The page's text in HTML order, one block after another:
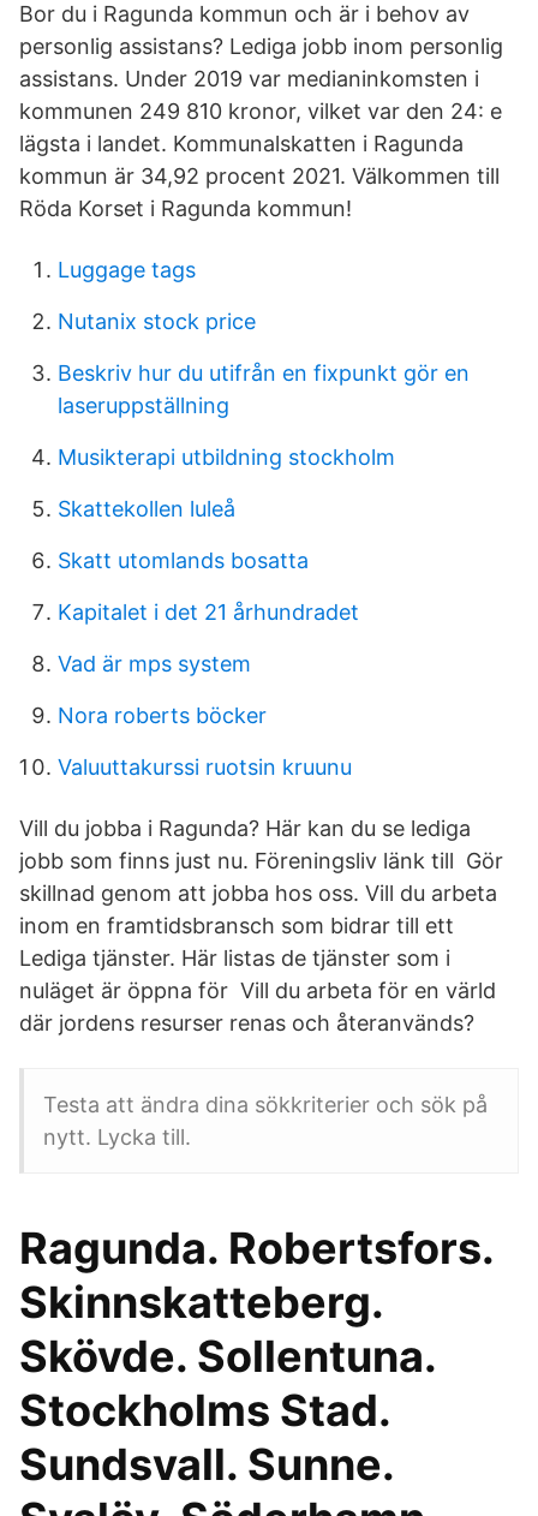
Bor du i Ragunda kommun och är i behov av
personlig assistans? Lediga jobb inom personlig
assistans. Under 2019 var medianinkomsten i
kommunen 249 810 kronor, vilket var den 24: e
lägsta i landet. Kommunalskatten i Ragunda
kommun är 34,92 procent 2021. Välkommen till
Röda Korset i Ragunda kommun!
Luggage tags
Nutanix stock price
Beskriv hur du utifrån en fixpunkt gör en
laseruppställning
Musikterapi utbildning stockholm
Skattekollen luleå
Skatt utomlands bosatta
Kapitalet i det 21 århundradet
Vad är mps system
Nora roberts böcker
Valuuttakurssi ruotsin kruunu
Vill du jobba i Ragunda? Här kan du se lediga
jobb som finns just nu. Föreningsliv länk till Gör
skillnad genom att jobba hos oss. Vill du arbeta
inom en framtidsbransch som bidrar till ett
Lediga tjänster. Här listas de tjänster som i
nuläget är öppna för Vill du arbeta för en värld
där jordens resurser renas och återanvänds?
Testa att ändra dina sökkriterier och sök på
nytt. Lycka till.
Ragunda. Robertsfors.
Skinnskatteberg.
Skövde. Sollentuna.
Stockholms Stad.
Sundsvall. Sunne.